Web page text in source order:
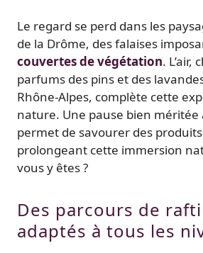
Le regard se perd dans les
de la Drôme, des falaises
couvertes de végétation. L’air,
parfums des pins et des
Rhône-Alpes, complète cette
nature. Une pause bien méritée
permet de savourer des
prolongeant cette immersion
vous y êtes ?
Des parcours de
adaptés à tous les